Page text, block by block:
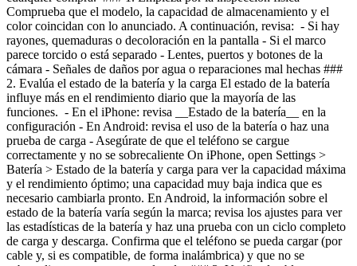
Comprueba que el modelo, la capacidad de almacenamiento y el
color coincidan con lo anunciado. A continuación, revisa: - Si hay
rayones, quemaduras o decoloración en la pantalla - Si el marco
parece torcido o está separado - Lentes, puertos y botones de la
cámara - Señales de daños por agua o reparaciones mal hechas ###
2. Evalúa el estado de la batería y la carga El estado de la batería
influye más en el rendimiento diario que la mayoría de las
funciones. - En el iPhone: revisa __Estado de la batería__ en la
configuración - En Android: revisa el uso de la batería o haz una
prueba de carga - Asegúrate de que el teléfono se cargue
correctamente y no se sobrecaliente On iPhone, open Settings >
Batería > Estado de la batería y carga para ver la capacidad máxima
y el rendimiento óptimo; una capacidad muy baja indica que es
necesario cambiarla pronto. En Android, la información sobre el
estado de la batería varía según la marca; revisa los ajustes para ver
las estadísticas de la batería y haz una prueba con un ciclo completo
de carga y descarga. Confirma que el teléfono se pueda cargar (por
cable y, si es compatible, de forma inalámbrica) y que no se